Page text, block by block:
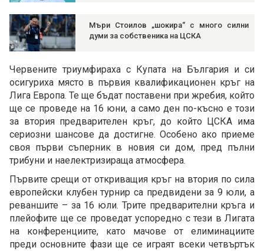
Мъри Стоилов „шокира“ с много силни
думи за собственика на ЦСКА
Червените триумфираха с Купата на България и си
осигуриха място в първия квалификационен кръг на
Лига Европа. Те ще бъдат поставени при жребия, който
ще се проведе на 16 юни, а само ден по-късно е този
за втория предварителен кръг, до който ЦСКА има
сериозни шансове да достигне. Особено ако приеме
своя първи съперник в новия си дом, пред пълни
трибуни и наелектризираща атмосфера.
Първите срещи от откриващия кръг на втория по сила
европейски клубен турнир са предвидени за 9 юли, а
реваншите – за 16 юли. Трите предварителни кръга и
плейофите ще се проведат успоредно с тези в Лигата
на конференциите, като мачове от елиминациите
преди основните фази ще се играят всеки четвъртък